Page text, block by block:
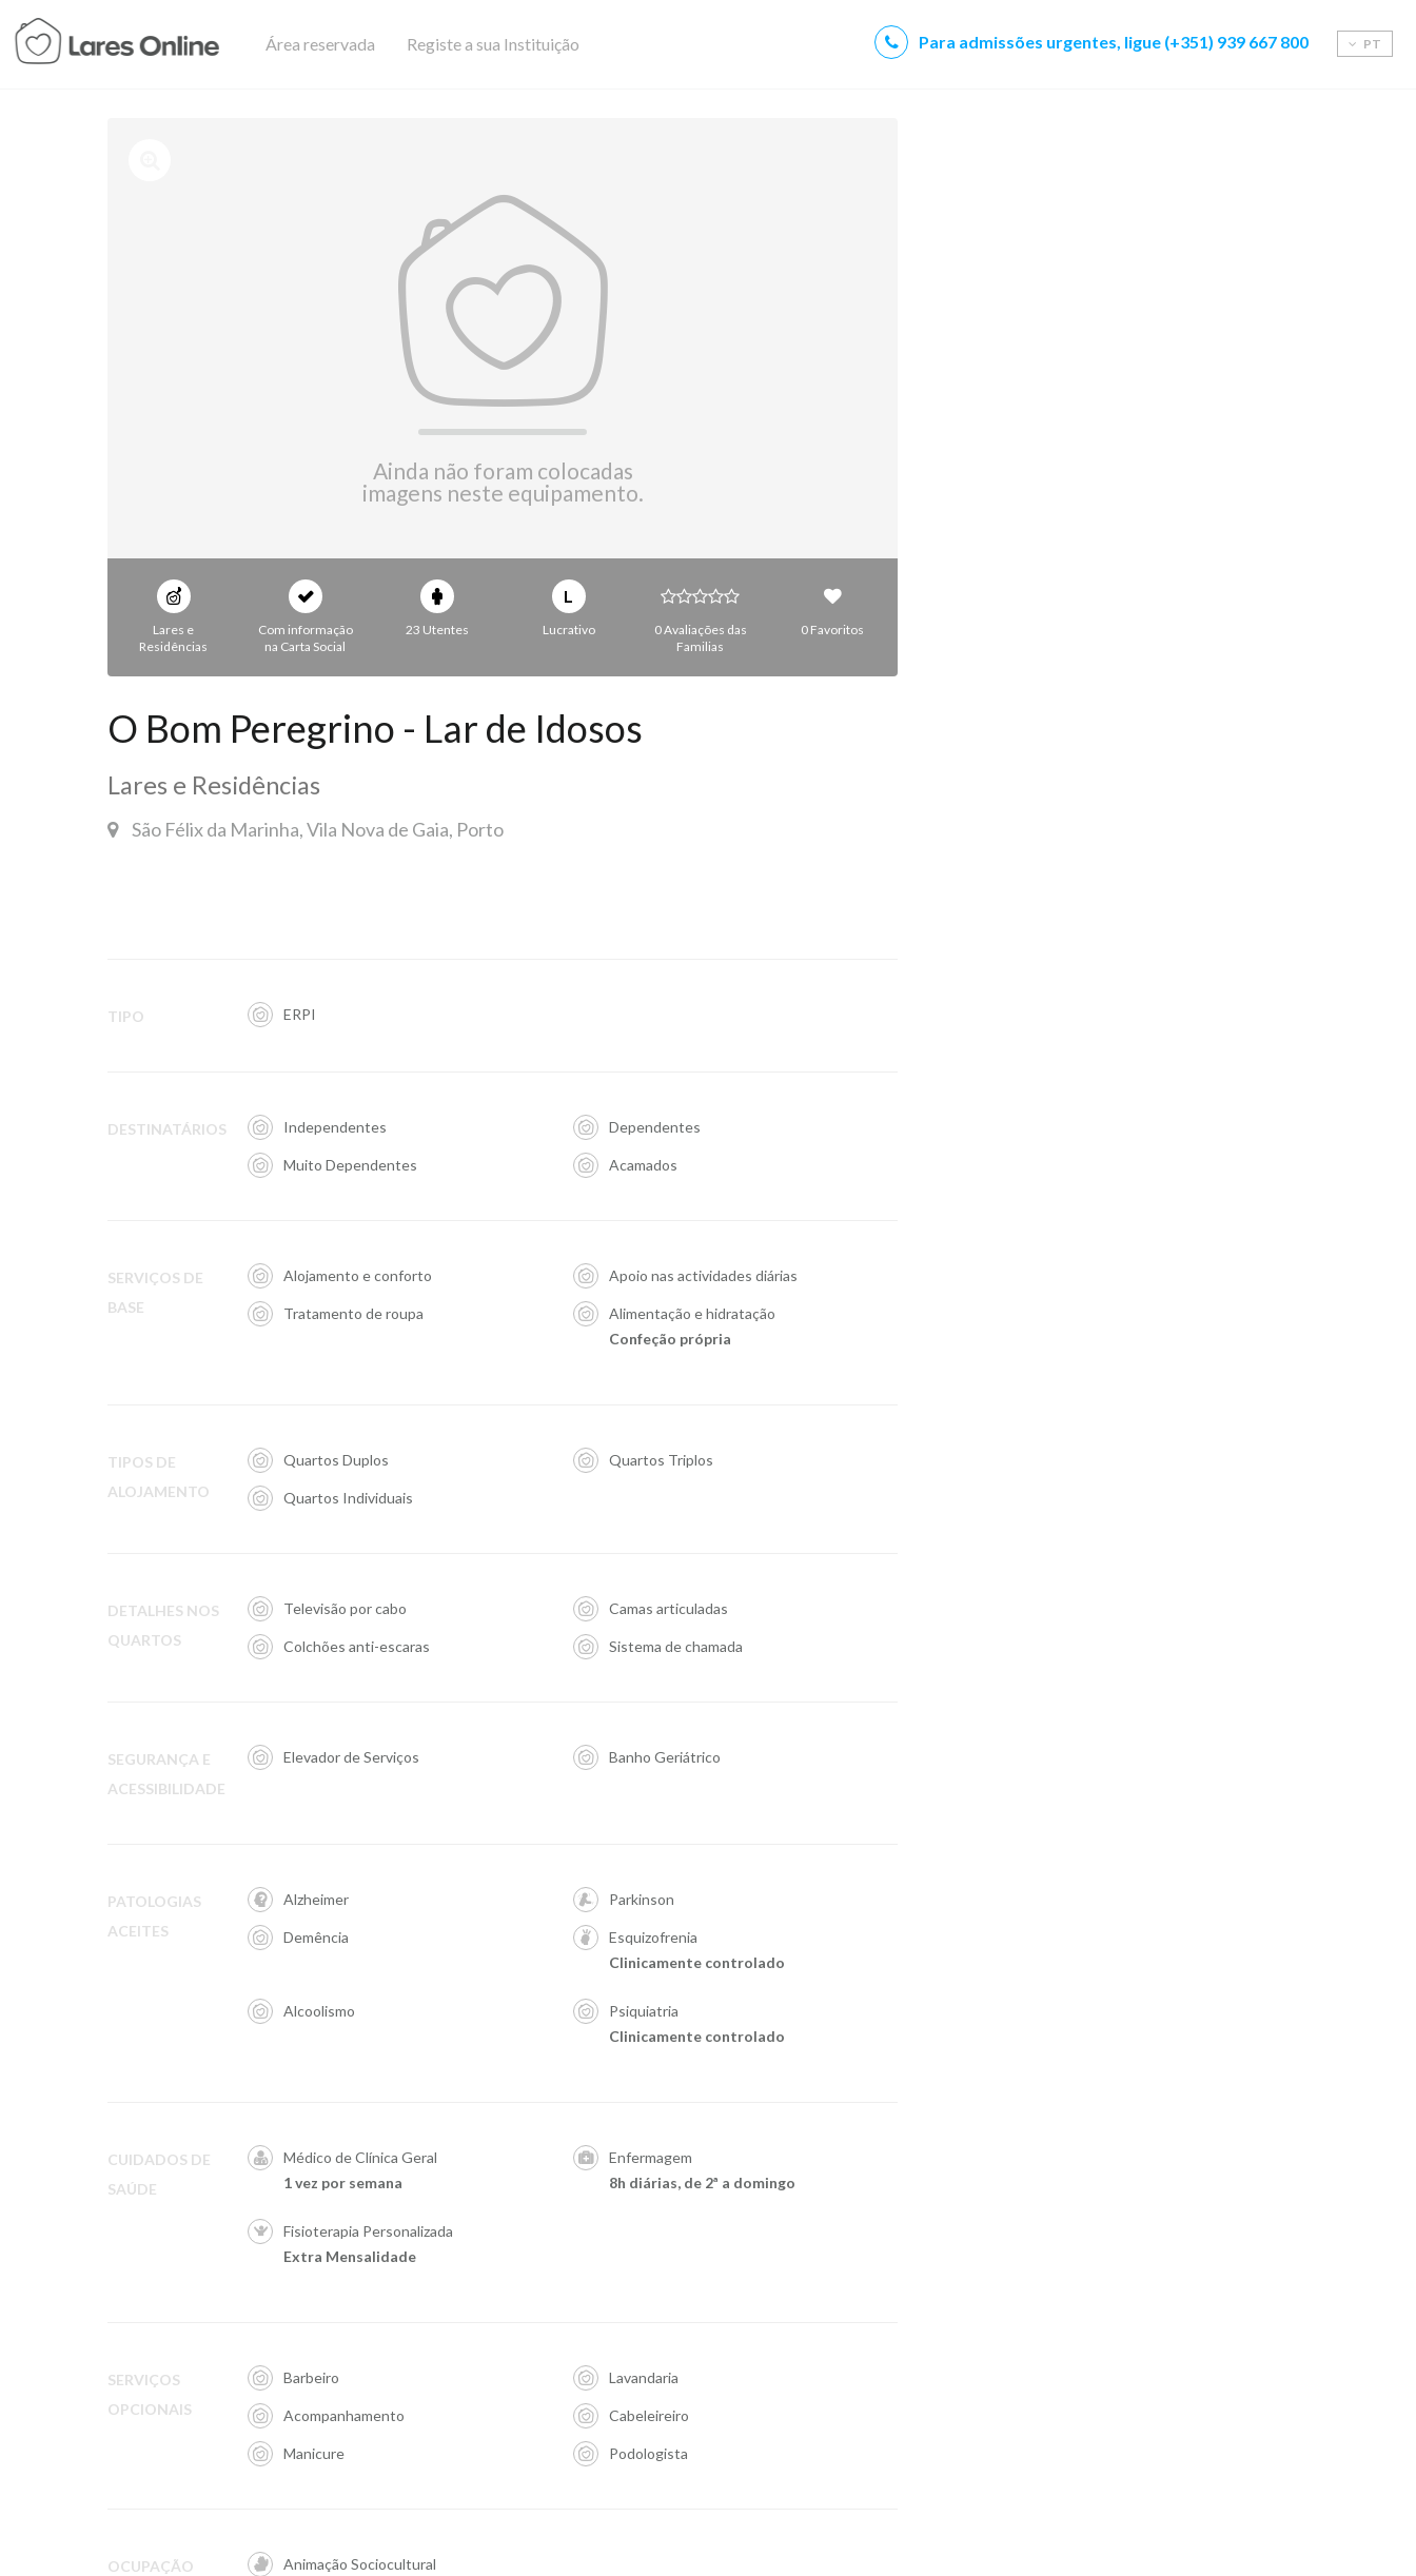
Área reservada Registe a sua Instituição PT
Para admissões urgentes, ligue (+351) 939 667 800
Ainda não foram colocadas
imagens neste equipamento.
Lares e
Residências
Com informação
na Carta Social
23 Utentes
L
Lucrativo
0 Avaliações das
Familias
0 Favoritos
O Bom Peregrino - Lar de Idosos
Lares e Residências
São Félix da Marinha, Vila Nova de Gaia, Porto
TIPO ERPI
DESTINATÁRIOS Independentes Dependentes
Muito Dependentes Acamados
SERVIÇOS DE
BASE
Alojamento e conforto Apoio nas actividades diárias
Tratamento de roupa
Alimentação e hidratação
Confeção própria
TIPOS DE
ALOJAMENTO
Quartos Duplos Quartos Triplos
Quartos Individuais
DETALHES NOS
QUARTOS
Televisão por cabo Camas articuladas
Colchões anti-escaras Sistema de chamada
SEGURANÇA E
ACESSIBILIDADE
Elevador de Serviços Banho Geriátrico
PATOLOGIAS
ACEITES
Alzheimer Parkinson
Demência
Esquizofrenia
Clinicamente controlado
Alcoolismo
Psiquiatria
Clinicamente controlado
CUIDADOS DE
SAÚDE
Médico de Clínica Geral
1 vez por semana
Enfermagem
8h diárias, de 2ª a domingo
Fisioterapia Personalizada
Extra Mensalidade
SERVIÇOS
OPCIONAIS
Barbeiro Lavandaria
Acompanhamento Cabeleireiro
Manicure Podologista
OCUPAÇÃO
Animação Sociocultural